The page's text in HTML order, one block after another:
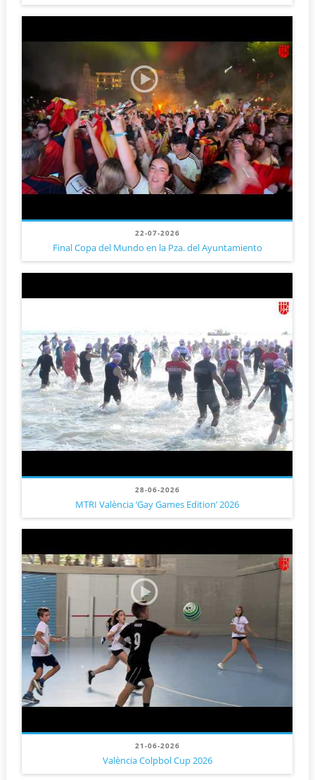
22-07-2026
Final Copa del Mundo en la Pza. del Ayuntamiento
28-06-2026
MTRI València ‘Gay Games Edition’ 2026
21-06-2026
València Colpbol Cup 2026